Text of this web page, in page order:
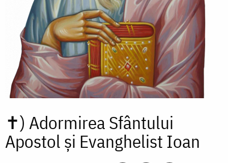
✝) Adormirea Sfântului
Apostol și Evanghelist Ioan